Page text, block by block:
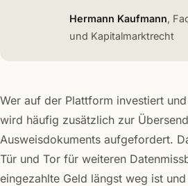
Hermann Kaufmann,
und Kapitalmarktrecht
Wer auf der Plattform investiert
wird häufig zusätzlich zur
Ausweisdokuments aufgefordert.
Tür und Tor für weiteren
eingezahlte Geld längst weg ist